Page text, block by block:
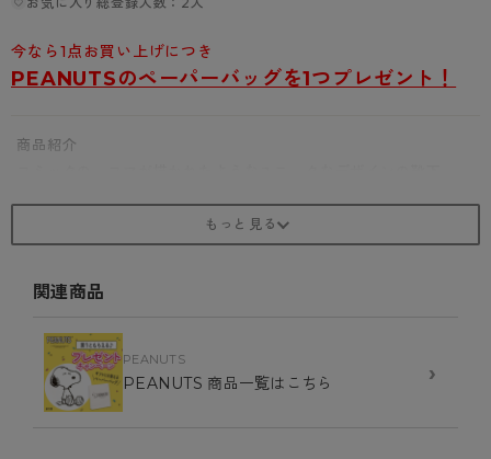
今なら1点お買い上げにつき
PEANUTSのペーパーバッグを1つプレゼント！
商品紹介
透け感のあるコミック柄が、脚もとに遊び心をプラスしてくれます
さらに、かかとがずれにくい加工が施されているので、フィット感
ロークルー丈で、カジュアルなスタイルにもぴったり。
毎日のコーディネートにちょっとしたアクセントを加えたい方にお
すすめです！
関連商品
PEANUTS
PEANUTS 商品一覧はこちら ›